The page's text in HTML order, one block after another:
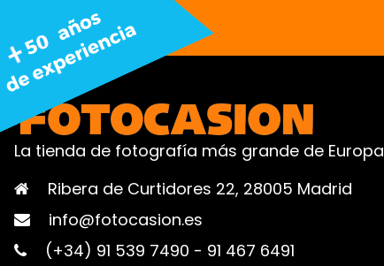
La tienda de fotografía más grande de Europa
Ribera de Curtidores 22, 28005 Madrid
info@fotocasion.es
(+34) 91 539 7490 - 91 467 6491